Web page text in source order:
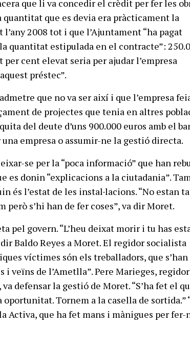
que li va concedir el crèdit per fer les
que es devia era pràcticament la
l’any 2008 tot i que l’Ajuntament “ha pagat
quantitat estipulada en el contracte”:
per cent elevat seria per ajudar l’empresa
préstec”.
que no va ser així i que l’empresa
de projectes que tenia en altres
del deute d’uns 900.000 euros amb el
empresa o assumir-ne la gestió directa.
se per la “poca informació” que han
es donin “explicacions a la ciutadania”.
és l’estat de les instal·lacions. “No estan
però s’hi han de fer coses”, va dir Moret.
pel govern. “L’heu deixat morir i tu has
Baldo Reyes a Moret. El regidor socialista
víctimes són els treballadors, que s’han
i veïns de l’Ametlla”. Pere Marieges,
defensar la gestió de Moret. “S’ha fet el
oportunitat. Tornem a la casella de sortida.”
Activa, que ha fet mans i mànigues per fer-